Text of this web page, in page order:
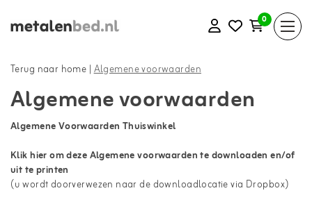
0
Terug naar home |Algemene voorwaarden
Algemene voorwaarden
Algemene Voorwaarden Thuiswinkel
Klik hier om deze Algemene voorwaarden te downloaden en/of
uit te printen
(u wordt doorverwezen naar de downloadlocatie via Dropbox)